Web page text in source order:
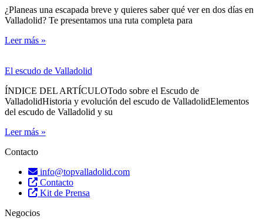
¿Planeas una escapada breve y quieres saber qué ver en dos días en
Valladolid? Te presentamos una ruta completa para
Leer más »
El escudo de Valladolid
ÍNDICE DEL ARTÍCULOTodo sobre el Escudo de
ValladolidHistoria y evolución del escudo de ValladolidElementos
del escudo de Valladolid y su
Leer más »
Contacto
info@topvalladolid.com
Contacto
Kit de Prensa
Negocios